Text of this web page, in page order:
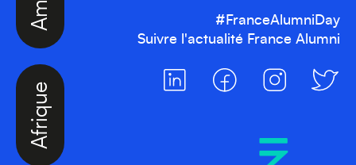
Afrique
#FranceAlumniDay
Suivre l'actualité France Alumni